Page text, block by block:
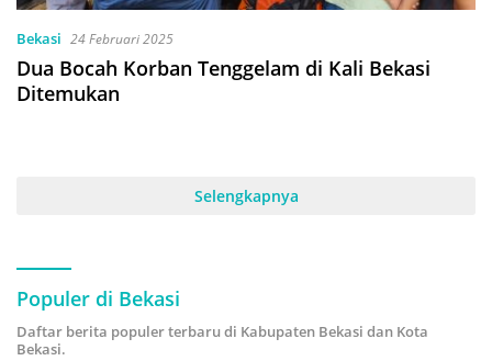
Bekasi 24 Februari 2025
Dua Bocah Korban Tenggelam di Kali Bekasi
Ditemukan
Selengkapnya
Populer di Bekasi
Daftar berita populer terbaru di Kabupaten Bekasi dan Kota
Bekasi.